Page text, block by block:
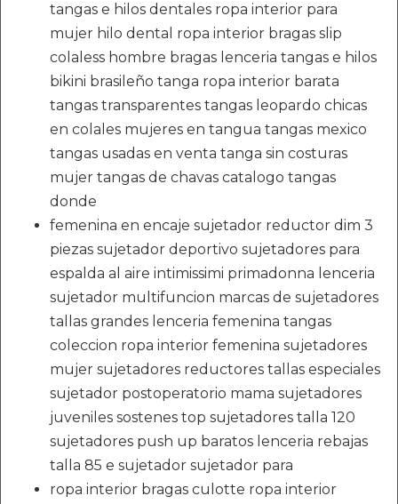
tangas e hilos dentales ropa interior para
mujer hilo dental ropa interior bragas slip
colaless hombre bragas lenceria tangas e hilos
bikini brasileño tanga ropa interior barata
tangas transparentes tangas leopardo chicas
en colales mujeres en tangua tangas mexico
tangas usadas en venta tanga sin costuras
mujer tangas de chavas catalogo tangas
donde
femenina en encaje sujetador reductor dim 3
piezas sujetador deportivo sujetadores para
espalda al aire intimissimi primadonna lenceria
sujetador multifuncion marcas de sujetadores
tallas grandes lenceria femenina tangas
coleccion ropa interior femenina sujetadores
mujer sujetadores reductores tallas especiales
sujetador postoperatorio mama sujetadores
juveniles sostenes top sujetadores talla 120
sujetadores push up baratos lenceria rebajas
talla 85 e sujetador sujetador para
ropa interior bragas culotte ropa interior